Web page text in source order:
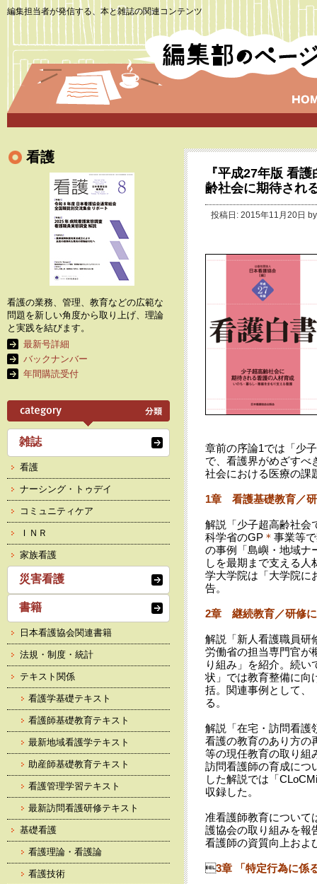
編集担当者が発信する、本と雑誌の関連コンテンツ
『平成27年版 看
齢社会に期待され
投稿日: 2015年11月20日
章前の序論1では「少
で、看護界がめざすべ
社会における医療の課
1章 看護基礎教育／
解説「少子超高齢社会
科学省のGP ＊ 事業等
の事例「島嶼・地域ナ
しを最期まで支える
学大学院は「大学院に
告。
2章 継続教育／研修
解説「新人看護職員研
労働省の担当専門官が
り組み」を紹介。続
状」では教育整備に向
括。関連事例として、
る。
解説「在宅・訪問看護
看護の教育のあり方の
等の現任教育の取り組
訪問看護師の育成につ
した解説では「
収録した。
准看護師教育について
護協会の取り組みを報
看護師の資質向上およ
3章 「特定行為に係
看護
看護の業務、管理、教育などの広範な
問題を新しい角度から取り上げ、理論
と実践を結びます。
最新号詳細
バックナンバー
年間購読受付
雑誌
看護
ナーシング・トゥデイ
コミュニティケア
ＩＮＲ
家族看護
災害看護
書籍
日本看護協会関連書籍
法規・制度・統計
テキスト関係
看護学基礎テキスト
看護師基礎教育テキスト
最新地域看護学テキスト
助産師基礎教育テキスト
看護管理学習テキスト
最新訪問看護研修テキスト
基礎看護
看護理論・看護論
看護技術